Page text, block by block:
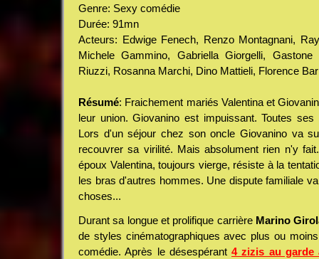
Genre: Sexy comédie
Durée: 91mn
Acteurs: Edwige Fenech, Renzo Montagnani,
Michele Gammino, Gabriella Giorgelli,
Riuzzi, Rosanna Marchi, Dino Mattieli, Florence
Résumé: Fraichement mariés Valentina et
leur union. Giovanino est impuissant. Toutes
Lors d'un séjour chez son oncle Giovanino va
recouvrer sa virilité. Mais absolument rien n'y
époux Valentina, toujours vierge, résiste à la
les bras d'autres hommes. Une dispute familiale
choses...
Durant sa longue et prolifique carrière Marino
de styles cinématographiques avec plus ou
comédie. Après le désespérant 4 zizis au garde